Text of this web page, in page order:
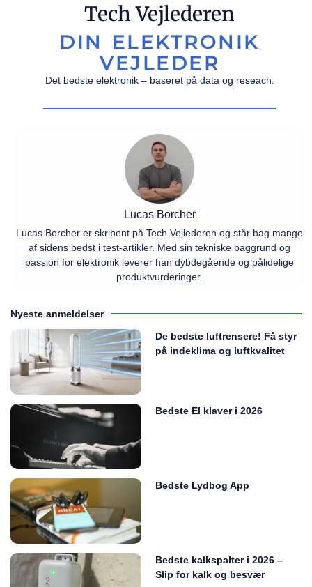
Tech Vejlederen
DIN ELEKTRONIK
VEJLEDER
Det bedste elektronik – baseret på data og reseach.
Lucas Borcher
Lucas Borcher er skribent på Tech Vejlederen og står bag mange
af sidens bedst i test-artikler. Med sin tekniske baggrund og
passion for elektronik leverer han dybdegående og pålidelige
produktvurderinger.
Nyeste anmeldelser
De bedste luftrensere! Få styr
på indeklima og luftkvalitet
Bedste El klaver i 2026
Bedste Lydbog App
Bedste kalkspalter i 2026 –
Slip for kalk og besvær